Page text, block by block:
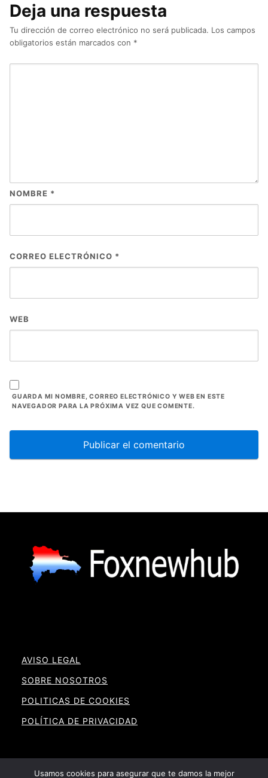
Deja una respuesta
Tu dirección de correo electrónico no será publicada. Los campos
obligatorios están marcados con *
NOMBRE *
CORREO ELECTRÓNICO *
WEB
GUARDA MI NOMBRE, CORREO ELECTRÓNICO Y WEB EN ESTE
NAVEGADOR PARA LA PRÓXIMA VEZ QUE COMENTE.
AVISO LEGAL
SOBRE NOSOTROS
POLITICAS DE COOKIES
POLÍTICA DE PRIVACIDAD
Usamos cookies para asegurar que te damos la mejor